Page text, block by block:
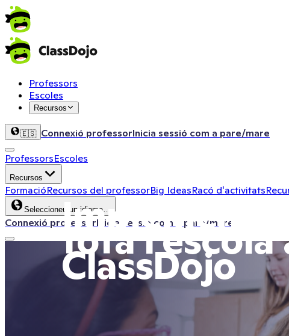
Professors
Escoles
Recursos
🇪🇸 Connexió professorInicia sessió com a pare/mare
ProfessorsEscoles
Recursos
FormacióRecursos del professorBig IdeasRacó d'activitats
Seleccioneu un idioma…
Connexió professorInicia sessió com a pare/mare
Implementa
tota l'escola
ClassDojo